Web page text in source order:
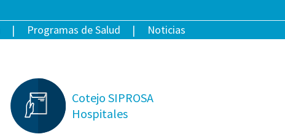
Programas de Salud Noticias
Cotejo SIPROSA
Hospitales